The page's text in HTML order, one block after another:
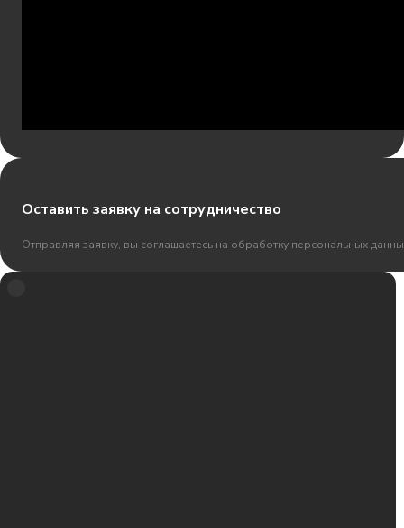
Оставить заявку на сотрудничество
Отправляя заявку, вы соглашаетесь на обработку персональных